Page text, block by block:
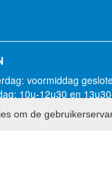
voormiddag
10u-12u30 en
10u-16u
en feestdagen:
om de